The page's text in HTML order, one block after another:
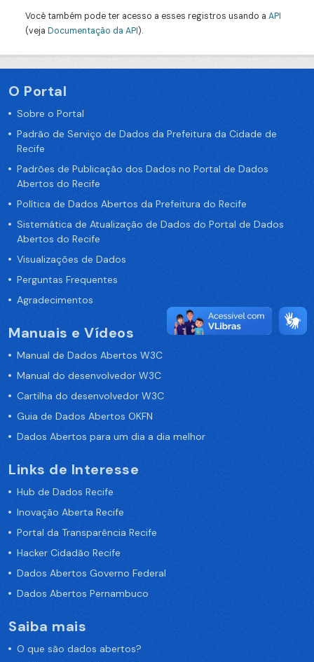
Você também pode ter acesso a esses registros usando a API
(veja Documentação da API).
O Portal
Sobre o Portal
Padrão de Serviço de Dados da Prefeitura da Cidade de
Recife
Padrões de Publicação dos Dados no Portal de Dados
Abertos do Recife
Política de Dados Abertos da Prefeitura do Recife
Sistemática de Atualização de Dados do Portal de Dados
Abertos do Recife
Visualizações de Dados
Perguntas Frequentes
Agradecimentos
Manuais e Vídeos
Manual de Dados Abertos W3C
Manual do desenvolvedor W3C
Cartilha do desenvolvedor W3C
Guia de Dados Abertos OKFN
Dados Abertos para um dia a dia melhor
Links de Interesse
Hub de Dados Recife
Inovação Aberta Recife
Portal da Transparência Recife
Hacker Cidadão Recife
Dados Abertos Governo Federal
Dados Abertos Pernambuco
Saiba mais
O que são dados abertos?